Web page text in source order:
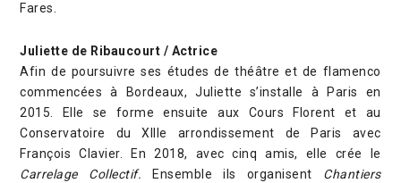
Fares.
Juliette de Ribaucourt / Actrice
Afin de poursuivre ses études de théâtre et de flamenco
commencées à Bordeaux, Juliette s’installe à Paris en
2015. Elle se forme ensuite aux Cours Florent et au
Conservatoire du XIIIe arrondissement de Paris avec
François Clavier. En 2018, avec cinq amis, elle crée le
Carrelage Collectif.
Ensemble ils organisent Chantiers